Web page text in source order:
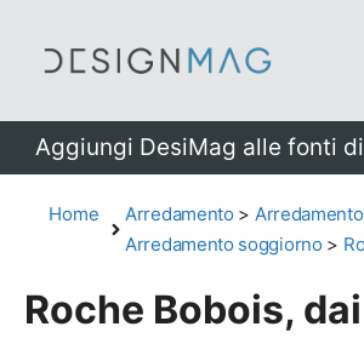
Aggiungi DesiMag alle fonti
Home Arredamento >
Arredamento soggiorno >
Roche Bobois,